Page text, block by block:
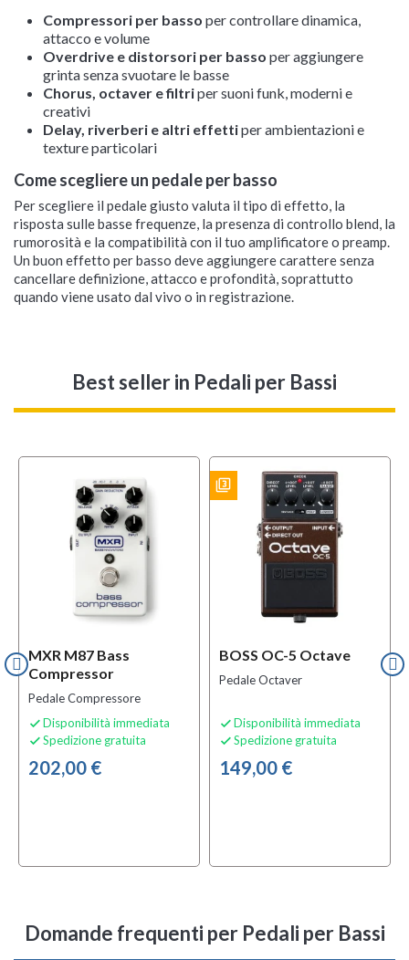
Compressori per basso per controllare dinamica,
attacco e volume
Overdrive e distorsori per basso per aggiungere
grinta senza svuotare le basse
Chorus, octaver e filtriper suoni funk, moderni e
creativi
Delay, riverberi e altri effettiper ambientazioni e
texture particolari
Come scegliere un pedale per basso
Per scegliere il pedale giusto valuta il tipo di effetto, la
risposta sulle basse frequenze, la presenza di controllo blend, la
rumorosità e la compatibilità con il tuo amplificatore o preamp.
Un buon effetto per basso deve aggiungere carattere senza
cancellare definizione, attacco e profondità, soprattutto
quando viene usato dal vivo o in registrazione.
Best sellerin Pedali per Bassi
MXR M87 Bass
Compressor
Pedale Compressore
 Disponibilità immediata
 Spedizione gratuita
202,00 €
BOSS OC-5 Octave
Pedale Octaver
 Disponibilità immediata
 Spedizione gratuita
149,00 €
filter_3
Domande frequenti per Pedali per Bassi